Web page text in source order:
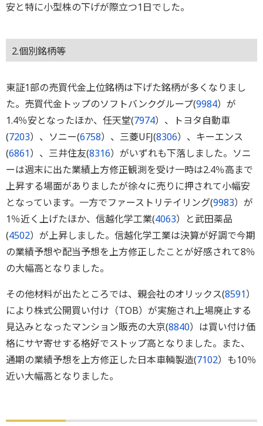
安と特に小型株の下げが際立つ1日でした。
2.個別銘柄等
東証1部の売買代金上位銘柄は下げた銘柄が多くなりまし
た。売買代金トップのソフトバンクグループ(9984）が
1.4％安となったほか、任天堂(7974）、トヨタ自動車
(7203）、ソニー(6758）、三菱UFJ(8306）、キーエンス
(6861）、三井住友(8316）がいずれも下落しました。ソニ
ーは週末に出た業績上方修正観測を受け一時は2.4％高まで
上昇する場面がありましたが徐々に売りに押されて小幅安
となっています。一方でファーストリテイリング(9983）が
1％近く上げたほか、信越化学工業(4063）と武田薬品
(4502）が上昇しました。信越化学工業は決算が好調で今期
の業績予想や配当予想を上方修正したことが好感されて8％
の大幅高となりました。
その他材料が出たところでは、親会社のオリックス(8591）
により株式公開買い付け（TOB）が実施され上場廃止する
見込みとなったマンション販売の大京(8840）は買い付け価
格にサヤ寄せする格好でストップ高となりました。また、
通期の業績予想を上方修正した日本車輌製造(7102）も10％
近い大幅高となりました。